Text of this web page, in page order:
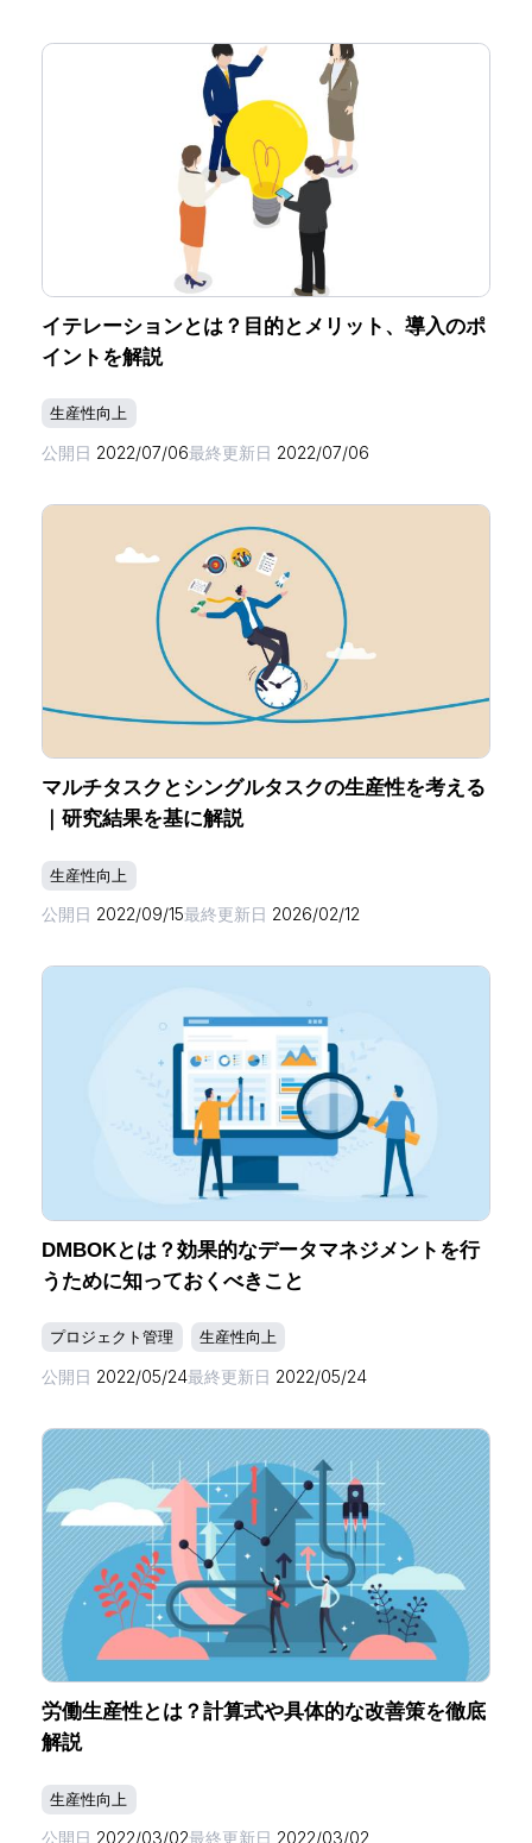
イテレーションとは？​​目的とメリット、導入のポ
イントを解説
生産性向上
公開日 2022/07/06最終更新日 2022/07/06
マルチタスクとシングルタスクの生産性を考える
｜研究結果を基に解説
生産性向上
公開日 2022/09/15最終更新日 2026/02/12
DMBOKとは？効果的なデータマネジメントを行
うために知っておくべきこと
プロジェクト管理 生産性向上
公開日 2022/05/24最終更新日 2022/05/24
労働生産性とは？計算式や具体的な改善策を徹底
解説
生産性向上
公開日 2022/03/02最終更新日 2022/03/02